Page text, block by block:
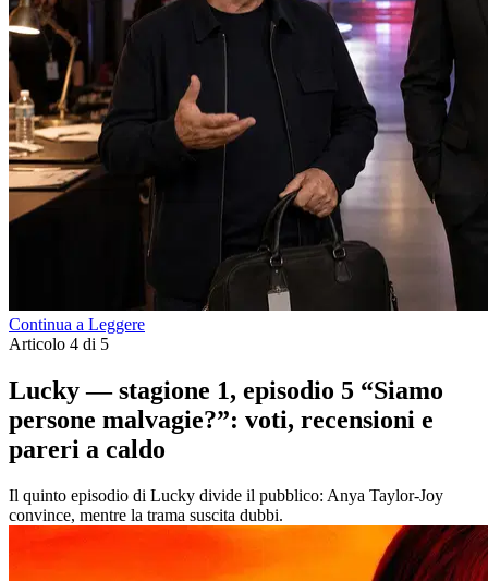
Continua a Leggere
Articolo 4 di 5
Lucky — stagione 1, episodio 5 “Siamo
persone malvagie?”: voti, recensioni e
pareri a caldo
Il quinto episodio di Lucky divide il pubblico: Anya Taylor-Joy
convince, mentre la trama suscita dubbi.